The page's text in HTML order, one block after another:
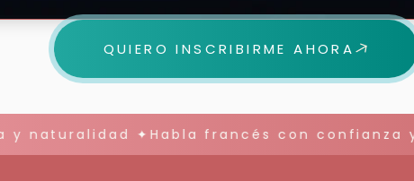
QUIERO INSCRIBIRME AHORA
✦Habla francés con confianza